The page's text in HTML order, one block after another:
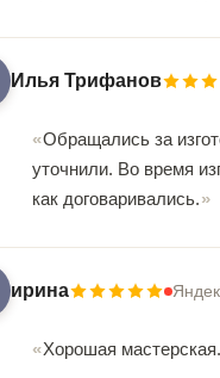
Илья Трифанов
Обращались за
уточнили. Во время
как договаривались.
ирина
Хорошая